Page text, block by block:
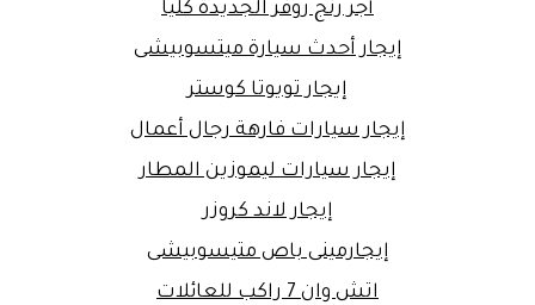
أجر رنج روفر الجديدة كليا
إيجار أحدث سيارة ميتسوبيشى
إيجار تويوتا كوستر
إيجار سيارات فارهة رجال أعمال
إيجار سيارات ليموزين المطار
إيجار لاند كروزر
إيجارمينى باص متيسوبيشى
اتش وان 7 راكب للعائلات